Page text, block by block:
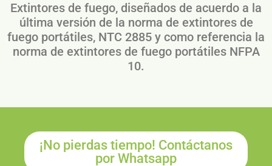
Extintores de fuego, diseñados de acuerdo a la
última versión de la norma de extintores de
fuego portátiles, NTC 2885 y como referencia la
norma de extintores de fuego portátiles NFPA
10.
¡No pierdas tiempo! Contáctanos
por Whatsapp